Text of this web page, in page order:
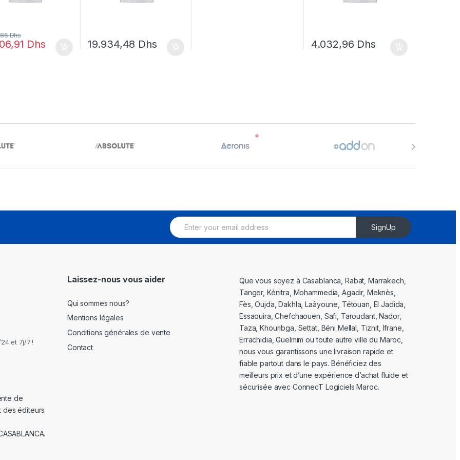
Dhs
Dhs
19.934,48 Dhs 4.032,96 Dhs
E
m
SignUp
et 7j/7 !
de
des éditeurs
Laissez-nous vous aider
Qui sommes nous?
Mentions légales
Conditions générales de vente
Contact
Que vous soyez à Casablanca, Rabat, Marrakech,
Tanger, Kénitra, Mohammedia, Agadir, Meknès,
Fès, Oujda, Dakhla, Laâyoune, Tétouan, El Jadida,
Essaouira, Chefchaouen, Safi, Taroudant, Nador,
Taza, Khouribga, Settat, Béni Mellal, Tiznit, Ifrane,
Errachidia, Guelmim ou toute autre ville du Maroc,
nous vous garantissons une livraison rapide et
fiable partout dans le pays. Bénéficiez des
meilleurs prix et d’une expérience d’achat fluide et
sécurisée avec ConnecT Logiciels Maroc.